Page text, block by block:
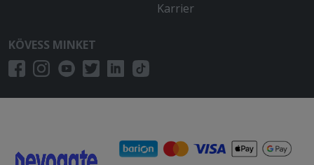
Karrier
KÖVESS MINKET